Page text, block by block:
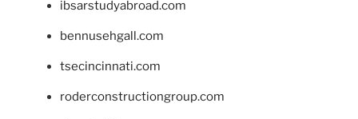
ibsarstudyabroad.com
bennusehgall.com
tsecincinnati.com
roderconstructiongroup.com